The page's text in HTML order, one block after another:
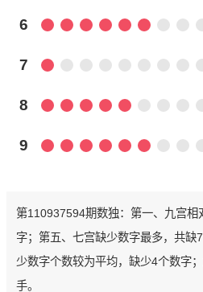
6
7
8
9
第110937594期数独：第一、九宫相
字；第五、七宫缺少数字最多，共缺
少数字个数较为平均，缺少4个数字
手。